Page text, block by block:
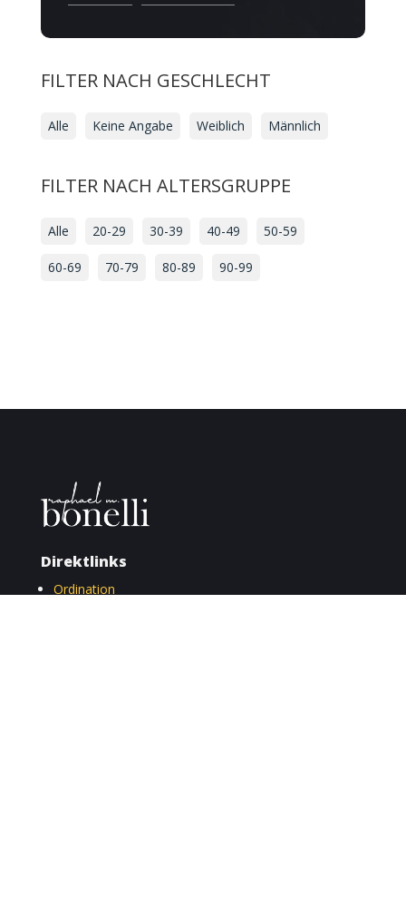
FILTER NACH GESCHLECHT
Alle Keine Angabe Weiblich Männlich
FILTER NACH ALTERSGRUPPE
Alle 20-29 30-39 40-49 50-59
60-69 70-79 80-89 90-99
Direktlinks
Ordination